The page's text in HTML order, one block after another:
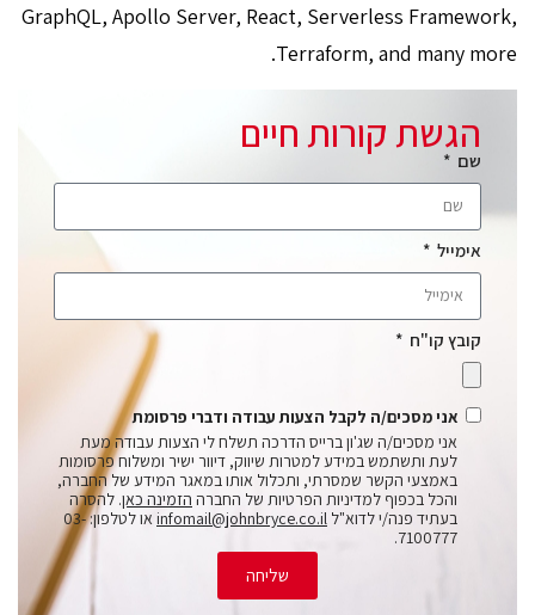
GraphQL, Apollo Server, React, Serverless Framework,
Terraform, and many more.
הגשת קורות חיים
שם
אימייל
קובץ קו"ח
אני מסכים/ה לקבל הצעות עבודה ודברי פרסומת
אני מסכים/ה שג'ון ברייס הדרכה תשלח לי הצעות עבודה מעת
לעת ותשתמש במידע למטרות שיווק, דיוור ישיר ומשלוח פרסומות
באמצעי הקשר שמסרתי, ותכלול אותו במאגר המידע של החברה,
והכל בכפוף למדיניות הפרטיות של החברה הזמינה כאן. להסרה
בעתיד פנה/י לדוא"ל infomail@johnbryce.co.il
או לטלפון: 03-
7100777.
שליחה